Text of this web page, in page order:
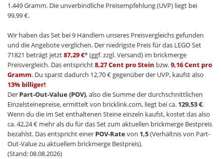
1.449 Gramm. Die unverbindliche Preisempfehlung (UVP) liegt bei
99,99 €.
Wir haben das Set bei 9 Händlern unseres Preisvergleichs gefunden
und die Angebote verglichen. Der niedrigste Preis für das LEGO Set
71821 beträgt jetzt87,29 €* (ggf. zzgl. Versand) im brickmerge
Preisvergleich. Das entspricht8,27 Cent pro Stein bzw.9,16 Cent pro
Gramm. Du sparst dadurch 12,70 € gegenüber der UVP, kaufst also
13% billiger!
Der Part-Out-Value (POV), also die Summe der durchschnittlichen
Einzelsteinepreise, ermittelt von bricklink.com, liegt bei ca. 129,53 €.
Wenn du die im Set enthaltenen Steine einzeln kaufst, kostet das also
ca. 42,24 € mehr als du für das Set zum aktuellen brickmerge Bestpreis
bezahlst. Das entspricht einer POV-Ratevon 1,5(Verhältnis von Part-
Out-Value zu aktuellem brickmerge Bestpreis).
(Stand: 08.08.2026)